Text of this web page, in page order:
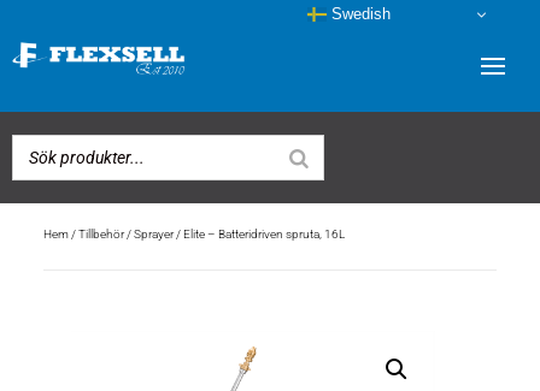
Hem/Tillbehör/Sprayer/ Elite – Batteridriven spruta, 16L
Swedish